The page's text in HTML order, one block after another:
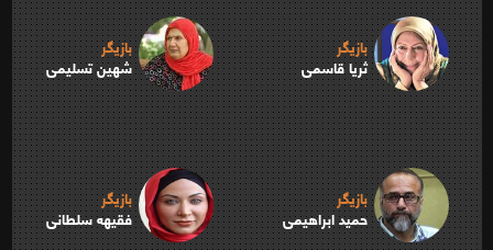
بازیگر
ثریا قاسمی
بازیگر
شهین تسلیمی
بازیگر
حمید ابراهیمی
بازیگر
فقیهه سلطانی